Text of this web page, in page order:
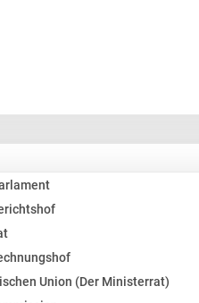
Union (Der Ministerrat)